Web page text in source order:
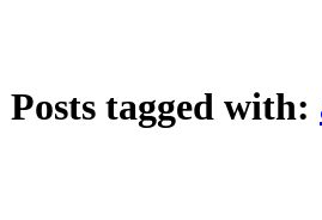
Posts tagged with: